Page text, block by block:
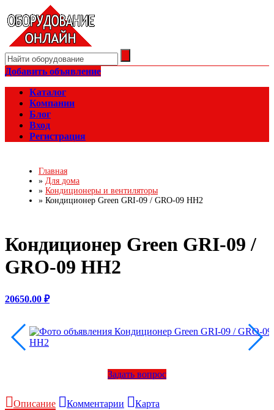
Добавить объявление
Каталог
Компании
Блог
Вход
Регистрация
Главная
» Для дома
» Кондиционеры и вентиляторы
» Кондиционер Green GRI-09 / GRO-09 HH2
Кондиционер Green GRI-09 /
GRO-09 HH2
20650.00 ₽
Задать вопрос
Описание Комментарии
Карта